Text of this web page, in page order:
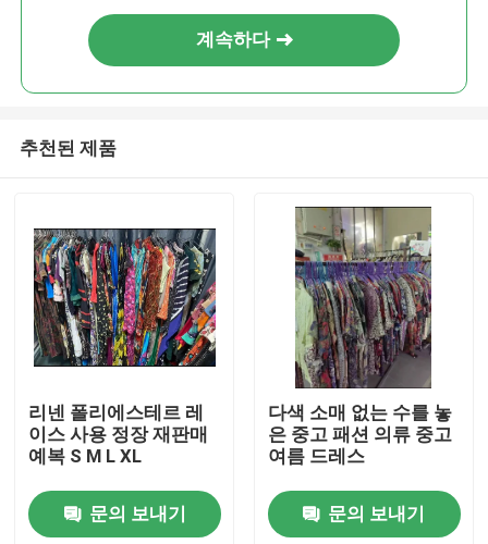
집
계속하다
추천된 제품
리넨 폴리에스테르 레
이스 사용 정장 재판매
예복 S M L XL
문의 보내기
다색 소매 없는 수를 놓
은 중고 패션 의류 중고
여름 드레스
문의 보내기